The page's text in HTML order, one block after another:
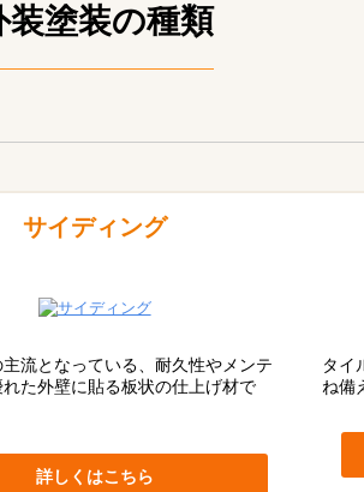
装塗装の種類
サイディング
流となっている、耐久性やメンテ
た外壁に貼る板状の仕上げ材で
詳しくはこちら
タイ
ね備